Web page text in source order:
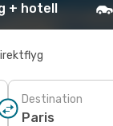
+ hotell
Destination